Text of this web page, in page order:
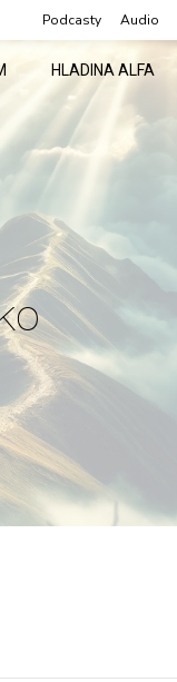
Podcasty Audio
HLADINA ALFA